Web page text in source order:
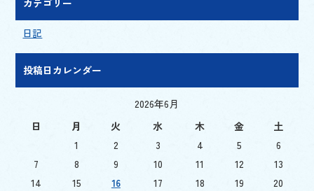
カテゴリー
日記
投稿日カレンダー
2026年6月
日
月 火 水 木 金 土
1 2 3 4 5
6
7
8 9 10 11 12
13
14
15 16 17 18 19
20